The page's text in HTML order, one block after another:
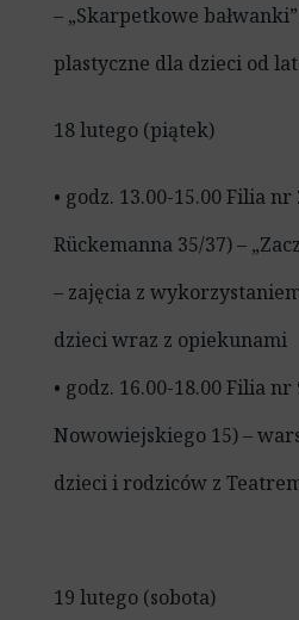
– „Skarpetkowe
plastyczne dla dzieci od
18 lutego (piątek)
• godz. 13.00-15.00 Filia
Rückemanna 35/37) –
– zajęcia z
dzieci wraz z opiekunami
• godz. 16.00-18.00 Filia nr
Nowowiejskiego 15) –
dzieci i rodziców z
19 lutego (sobota)